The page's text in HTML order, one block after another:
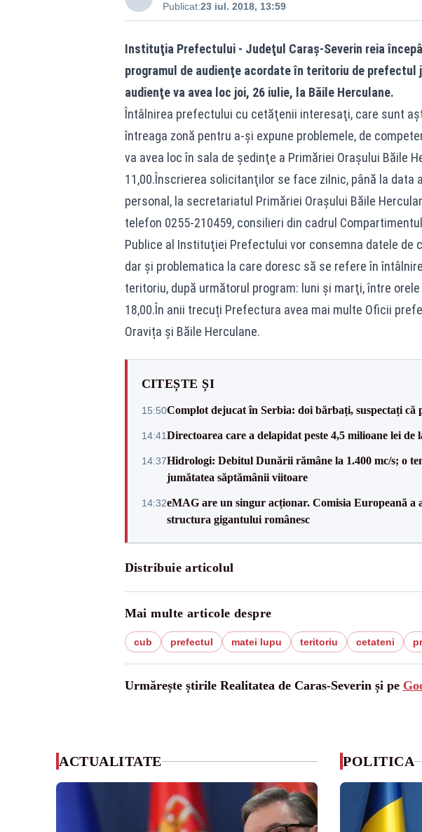
Publicat:23 iul. 2018, 13:59
Instituţia Prefectului - Judeţul Caraş-Severin reia
programul de audienţe acordate în teritoriu de prefectul
audienţe va avea loc joi, 26 iulie, la Băile Herculane.
Întâlnirea prefectului cu cetăţenii interesaţi, care sunt
întreaga zonă pentru a-şi expune problemele, de
va avea loc în sala de şedinţe a Primăriei Orașului Băile
11,00.Înscrierea solicitanţilor se face zilnic, până la data
personal, la secretariatul Primăriei Orașului Băile
telefon 0255-210459, consilieri din cadrul
Publice al Instituţiei Prefectului vor consemna datele
dar şi problematica la care doresc să se refere în
teritoriu, după următorul program: luni şi marţi, între orele
18,00.În anii trecuți Prefectura avea mai multe Oficii
Oravița și Băile Herculane.
CITEȘTE ȘI
15:50Complot dejucat în Serbia: doi bărbați, suspectați că
14:41Directoarea care a delapidat peste 4,5 milioane lei
14:37Hidrologi: Debitul Dunării rămâne la 1.400 mc/s; o
jumătatea săptămânii viitoare
14:32eMAG are un singur acționar. Comisia Europeană a
structura gigantului românesc
Distribuie articolul
Mai multe articole despre
cub prefectul matei lupu teritoriu cetateni
Urmărește știrile Realitatea de Caras-Severin și pe
ACTUALITATE POLITICA